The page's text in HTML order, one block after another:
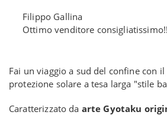
Filippo Gallina
Ottimo venditore consigliatissimo!!
Fai un viaggio a sud del confine con
protezione solare a tesa larga "stile
Caratterizzato da arte Gyotaku